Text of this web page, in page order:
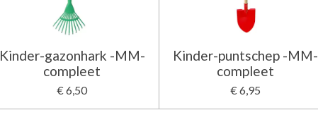
Kinder-gazonhark -MM-
compleet
€ 6,50
Kinder-puntschep -MM-
compleet
€ 6,95